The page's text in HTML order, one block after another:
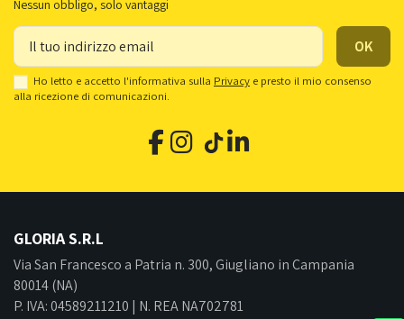
Nessun obbligo, solo vantaggi
Ho letto e accetto l'informativa sulla Privacy e presto il mio consenso
alla ricezione di comunicazioni.
GLORIA S.R.L
Via San Francesco a Patria n. 300, Giugliano in Campania
80014 (NA)
P. IVA: 04589211210 | N. REA NA702781